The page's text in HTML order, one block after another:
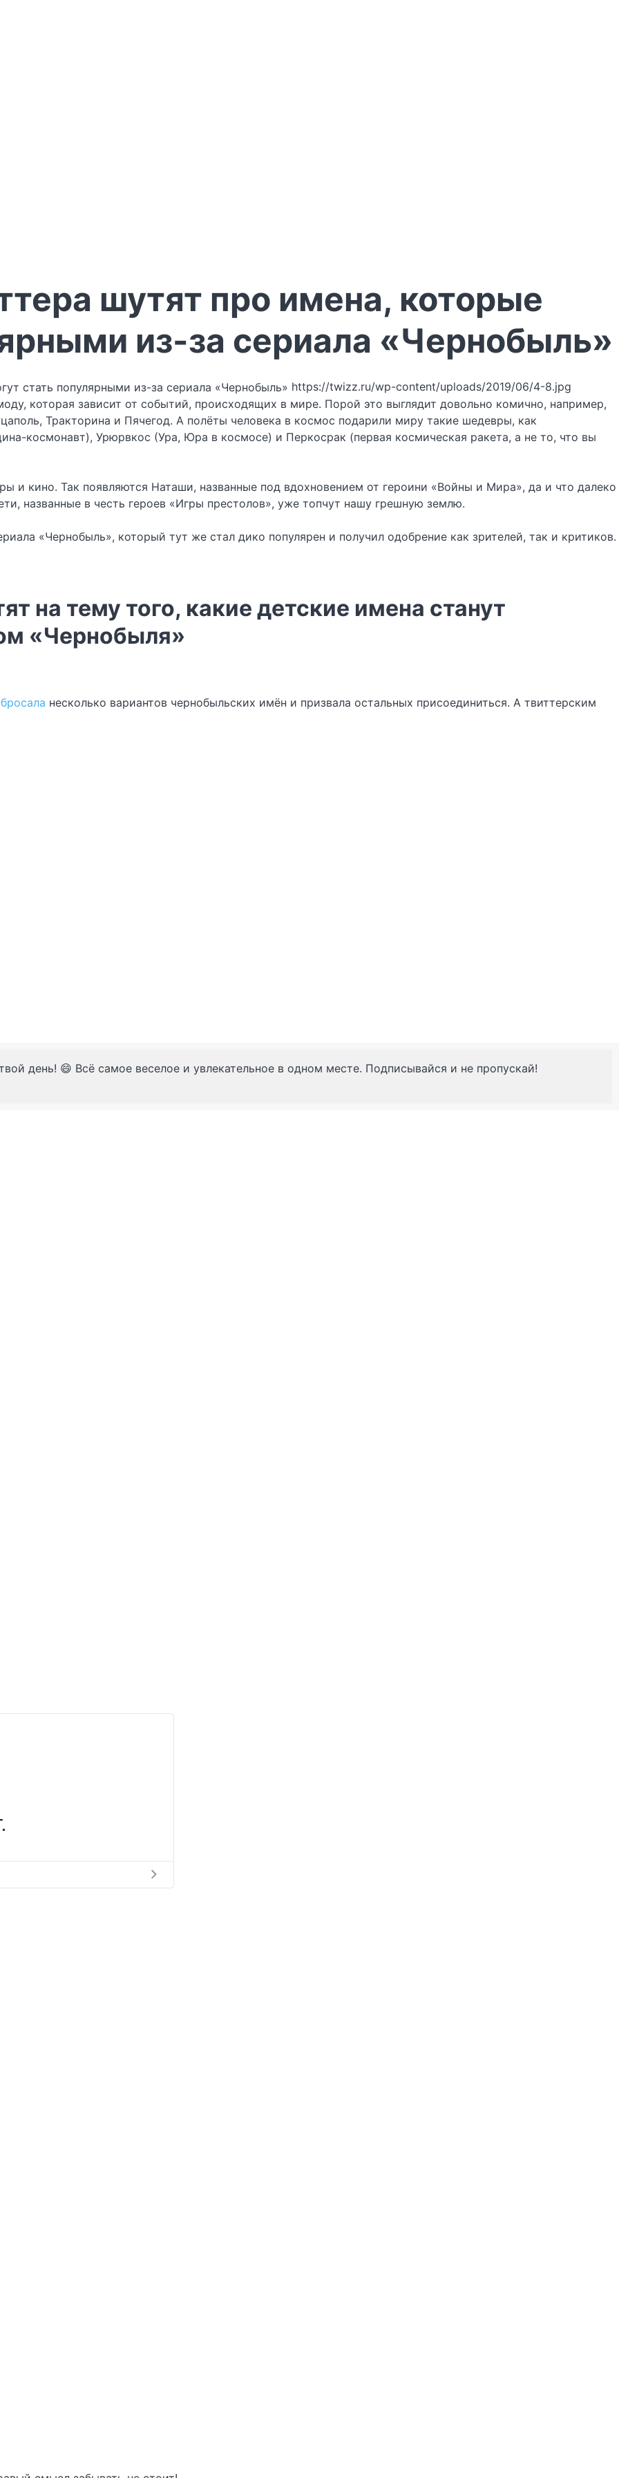
шутят про имена, которые
из-за сериала «Чернобыль»
https://twizz.ru/wp-content/uploads/2019/06/4-8.jpg
которая зависит от событий, происходящих в мире. Порой это выглядит довольно комично, например,
Тракторина и Пячегод. А полёты человека в космос подарили миру такие шедевры, как
космонавт), Урюрвкос (Ура, Юра в космосе) и Перкосрак (первая космическая ракета, а не то, что вы
и кино. Так появляются Наташи, названные под вдохновением от героини «Войны и Мира», да и что далеко
названные в честь героев «Игры престолов», уже топчут нашу грешную землю.
«Чернобыль», который тут же стал дико популярен и получил одобрение как зрителей, так и критиков.
на тему того, какие детские имена станут
«Чернобыля»
несколько вариантов чернобыльских имён и призвала остальных присоединиться. А твиттерским
день! 😄 Всё самое веселое и увлекательное в одном месте. Подписывайся и не пропускай!